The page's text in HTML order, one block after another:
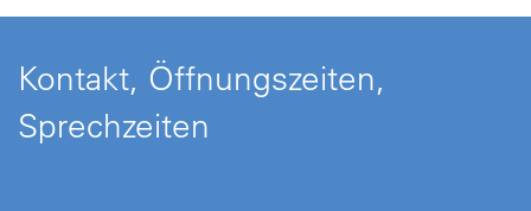
Kontakt, Öffnungszeiten,
Sprechzeiten